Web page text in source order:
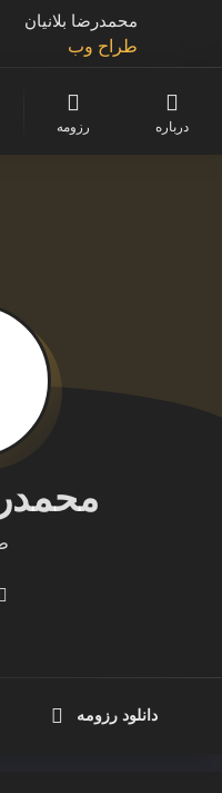
محمدرضا بلانیان
طراح وب
برنامه نویس پایتون
درباره رزومه
دانلود رزومه